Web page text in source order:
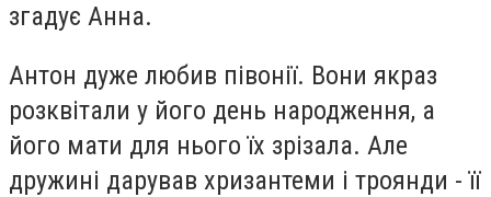
згадує Анна.
Антон дуже любив півонії. Вони якраз
розквітали у його день народження, а
його мати для нього їх зрізала. Але
дружині дарував хризантеми і троянди - її